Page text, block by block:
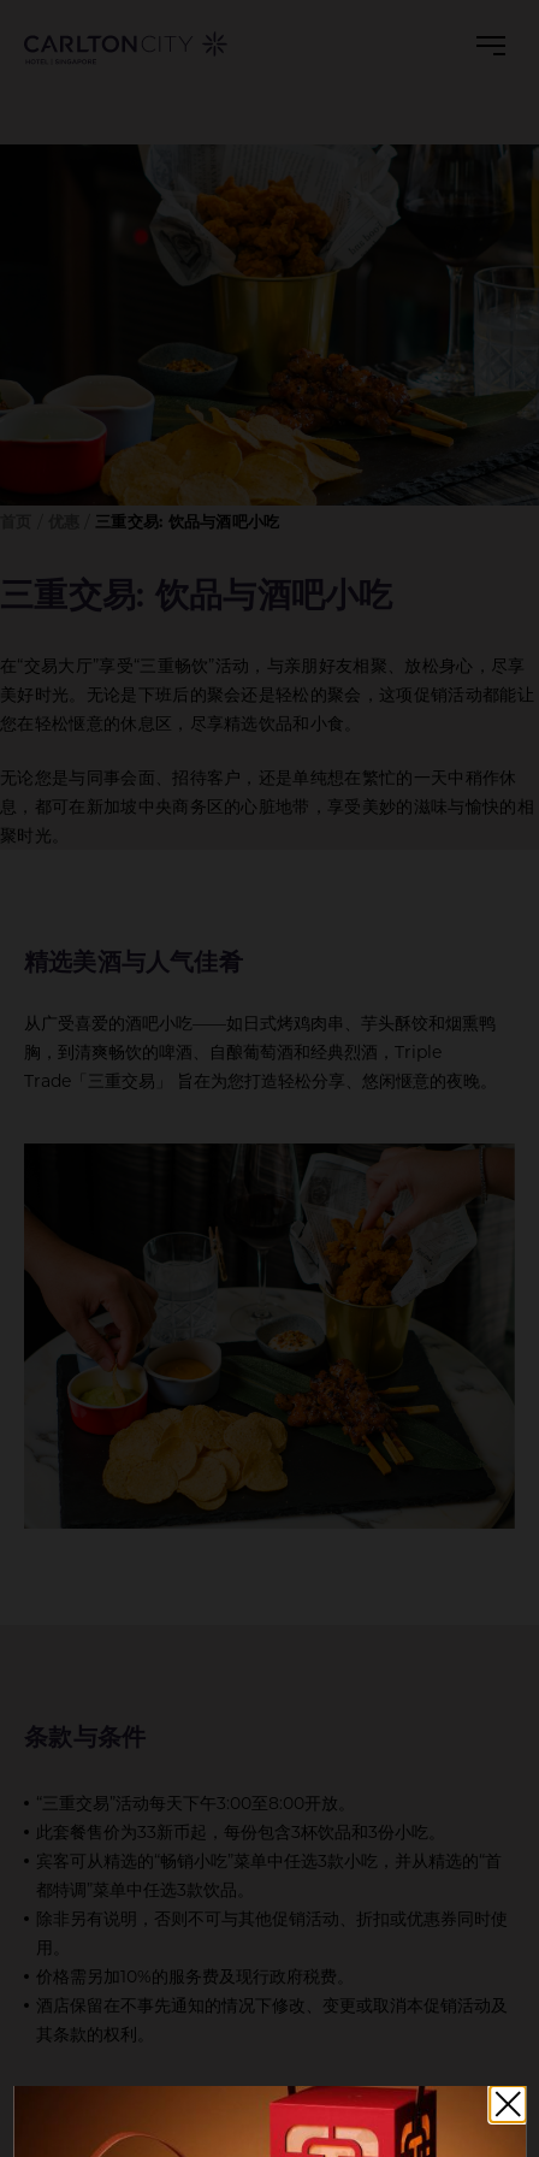
三重交易: 饮品与酒吧小吃
三重交易: 饮品与酒吧小吃
在“交易大厅”享受“三重畅饮”活动，与亲朋好友相聚、放松身心，尽享
美好时光。无论是下班后的聚会还是轻松的聚会，这项促销活动都能让
您在轻松惬意的休息区，尽享精选饮品和小食。
无论您是与同事会面、招待客户，还是单纯想在繁忙的一天中稍作休
息，都可在新加坡中央商务区的心脏地带，享受美妙的滋味与愉快的相
聚时光。
精选美酒与人气佳肴
从广受喜爱的酒吧小吃——如日式烤鸡肉串、芋头酥饺和烟熏鸭
胸，到清爽畅饮的啤酒、自酿葡萄酒和经典烈酒，Triple
Trade「三重交易」 旨在为您打造轻松分享、悠闲惬意的夜晚。
条款与条件
“三重交易”活动每天下午3:00至8:00开放。
此套餐售价为33新币起，每份包含3杯饮品和3份小吃。
宾客可从精选的“畅销小吃”菜单中任选3款小吃，并从精选的“首
都特调”菜单中任选3款饮品。
除非另有说明，否则不可与其他促销活动、折扣或优惠券同时使
用。
价格需另加10%的服务费及现行政府税费。
酒店保留在不事先通知的情况下修改、变更或取消本促销活动及
其条款的权利。